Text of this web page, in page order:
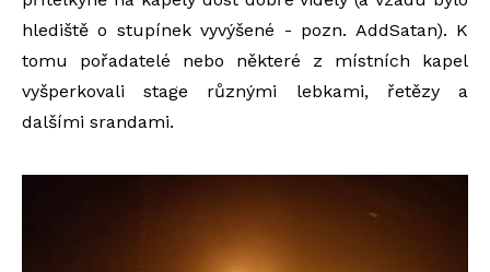
hlediště o stupínek vyvýšené - pozn. AddSatan). K
tomu pořadatelé nebo některé z místních kapel
vyšperkovali stage různými lebkami, řetězy a
dalšími srandami.